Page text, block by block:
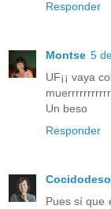
Responder
Montse 5
UF¡¡ vaya
Un beso
Responder
Pues sí que